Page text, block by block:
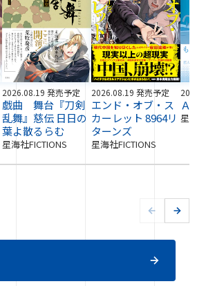
2026.08.19 発売予定
戯曲 舞台『刀剣
乱舞』慈伝 日日の
葉よ散るらむ
星海社FICTIONS
2026.08.19 発売予定
エンド・オブ・ス
カーレット 8964リ
ターンズ
星海社FICTIONS
ＡＩ
星海